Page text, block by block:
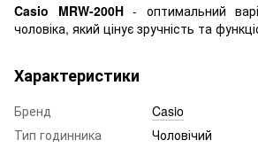
Casio MRW-200H- оптимальний
чоловіка, який цінує зручність та
Характеристики
Бренд
Casio
Тип годинника
Чоловічий